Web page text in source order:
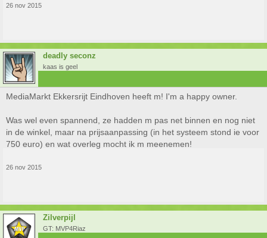
26 nov 2015
deadly seconz
kaas is geel
MediaMarkt Ekkersrijt Eindhoven heeft m! I'm a happy owner.
Was wel even spannend, ze hadden m pas net binnen en nog niet
in de winkel, maar na prijsaanpassing (in het systeem stond ie voor
750 euro) en wat overleg mocht ik m meenemen!
26 nov 2015
Zilverpijl
GT: MVP4Riaz